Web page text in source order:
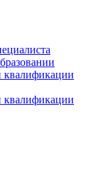
квалификации
квалификации